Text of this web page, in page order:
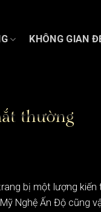
KHÔNG GIAN
thường
bị một lượng
Nghệ Ấn Độ cũng